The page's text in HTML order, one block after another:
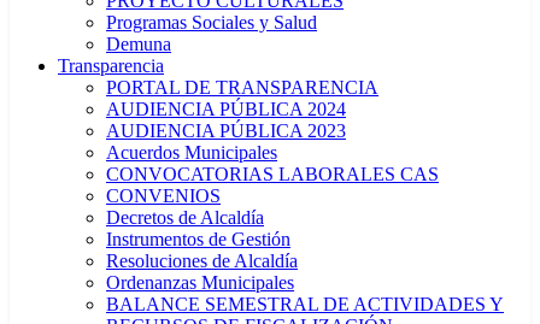
Programas Sociales y Salud
Demuna
Transparencia
PORTAL DE TRANSPARENCIA
AUDIENCIA PÚBLICA 2024
AUDIENCIA PÚBLICA 2023
Acuerdos Municipales
CONVOCATORIAS LABORALES CAS
CONVENIOS
Decretos de Alcaldía
Instrumentos de Gestión
Resoluciones de Alcaldía
Ordenanzas Municipales
BALANCE SEMESTRAL DE ACTIVIDADES Y